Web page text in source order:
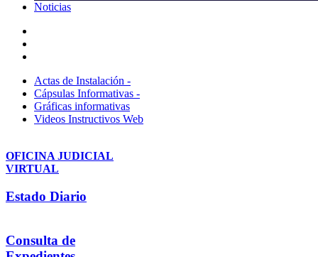
Noticias
Actas de Instalación -
Cápsulas Informativas -
Gráficas informativas
Videos Instructivos Web
OFICINA JUDICIAL
VIRTUAL
Estado Diario
Consulta de